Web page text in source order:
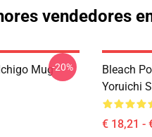
vendedores
Mug-20%
Bleach
Yoruichi
€ 18,21 -